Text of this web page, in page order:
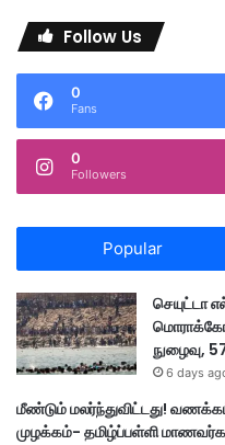
Follow Us
0
Fans
0
Followers
Popular
செயுட்டா
நுழைவு,
6 days
மீண்டும் மலர்ந்துவிட்டது!
முழக்கம்- தமிழ்ப்பள்ளி